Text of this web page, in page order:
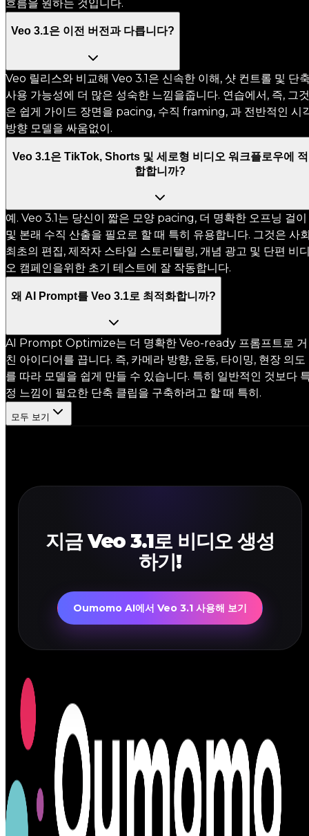
흐름을 원하는 것입니다.
Veo 3.1은 이전 버전과 다릅니다?
Veo 릴리스와 비교해 Veo 3.1은 신속한 이해, 샷 컨트롤 및 단
사용 가능성에 더 많은 성숙한 느낌을줍니다. 연습에서, 즉, 그것
은 쉽게 가이드 장면을 pacing, 수직 framing, 과 전반적인 시
방향 모델을 싸움없이.
Veo 3.1은 TikTok, Shorts 및 세로형 비디오 워크플로우에 적
합합니까?
예. Veo 3.1는 당신이 짧은 모양 pacing, 더 명확한 오프닝 걸이
및 본래 수직 산출을 필요로 할 때 특히 유용합니다. 그것은 사
최초의 편집, 제작자 스타일 스토리텔링, 개념 광고 및 단편 비
오 캠페인을위한 초기 테스트에 잘 작동합니다.
왜 AI Prompt를 Veo 3.1로 최적화합니까?
AI Prompt Optimize는 더 명확한 Veo-ready 프롬프트로 거
친 아이디어를 끕니다. 즉, 카메라 방향, 운동, 타이밍, 현장 의도
를 따라 모델을 쉽게 만들 수 있습니다. 특히 일반적인 것보다
정 느낌이 필요한 단축 클립을 구축하려고 할 때 특히.
모두 보기
지금 Veo 3.1로 비디오 생성
하기!
Oumomo AI에서 Veo 3.1 사용해 보기